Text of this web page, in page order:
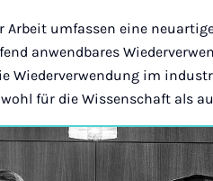
Arbeit umfassen eine
anwendbares
Wiederverwendung im
für die Wissenschaft als